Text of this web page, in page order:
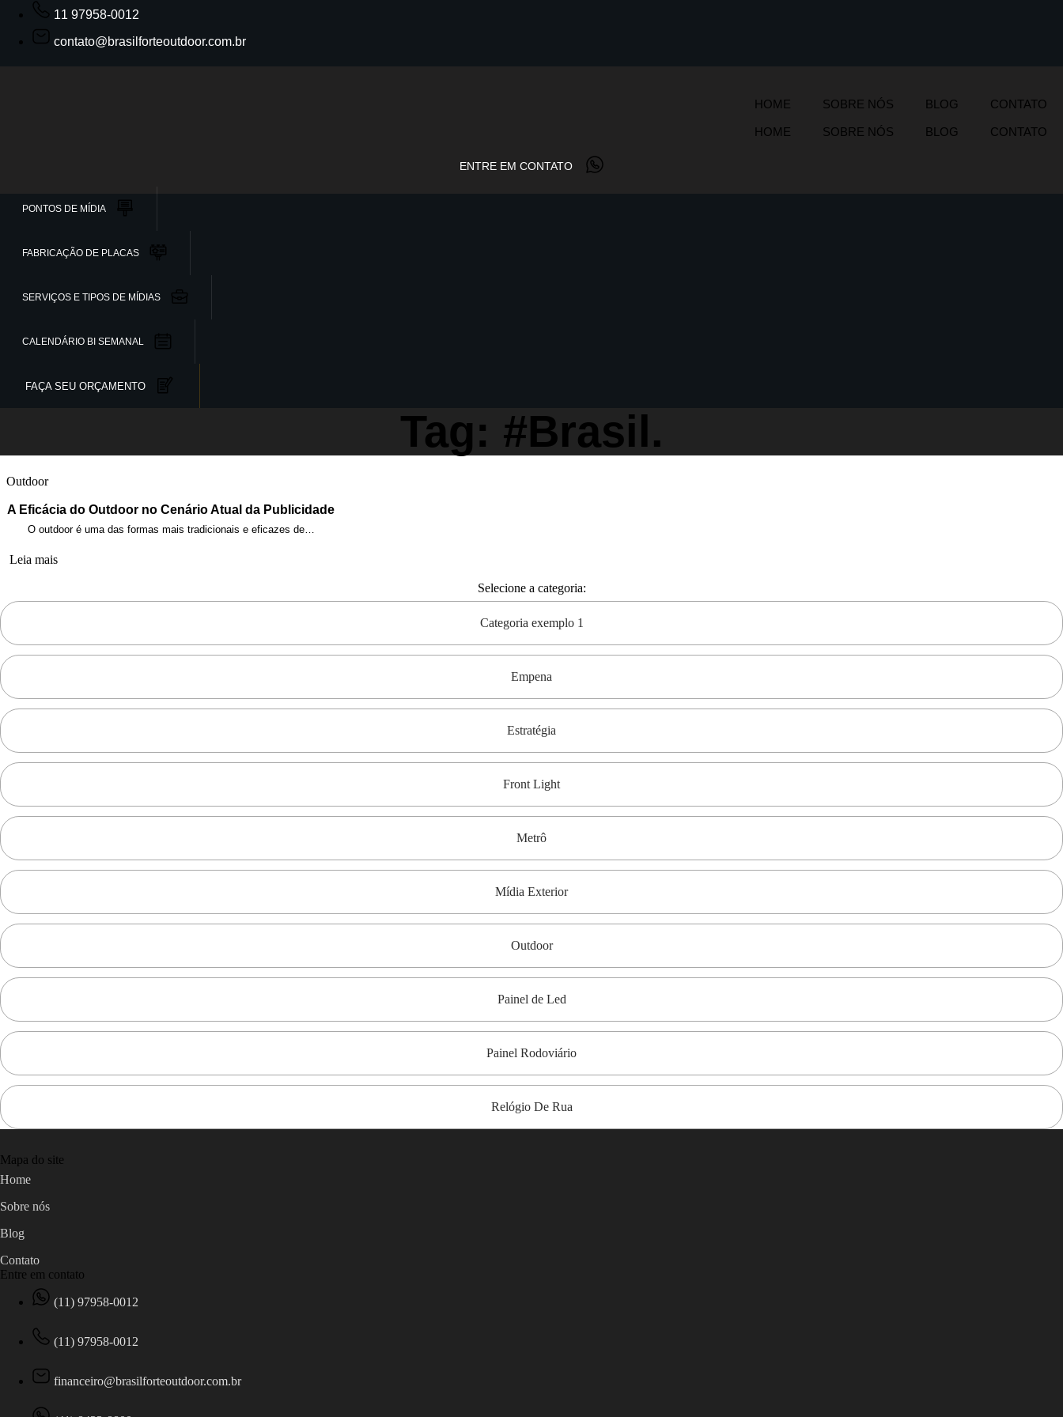
11 97958-0012
contato@brasilforteoutdoor.com.br
HOME SOBRE NÓS BLOG CONTATO
HOME SOBRE NÓS BLOG CONTATO
ENTRE EM CONTATO
PONTOS DE MÍDIA
FABRICAÇÃO DE PLACAS
SERVIÇOS E TIPOS DE MÍDIAS
CALENDÁRIO BI SEMANAL
FAÇA SEU ORÇAMENTO
Tag: #Brasil.
Outdoor
A Eficácia do Outdoor no Cenário Atual da Publicidade
O outdoor é uma das formas mais tradicionais e eficazes de…
Leia mais
Selecione a categoria:
Categoria exemplo 1
Empena
Estratégia
Front Light
Metrô
Mídia Exterior
Outdoor
Painel de Led
Painel Rodoviário
Relógio De Rua
Mapa do site
Home
Sobre nós
Blog
Contato
Entre em contato
(11) 97958-0012
(11) 97958-0012
financeiro@brasilforteoutdoor.com.br